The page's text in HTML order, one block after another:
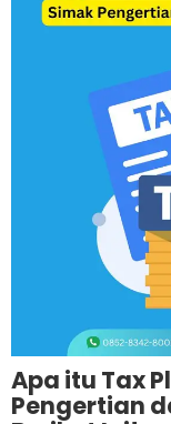
Apa itu Tax
Pengertian